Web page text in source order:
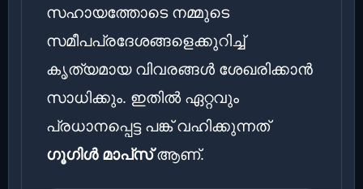
സഹായത്തോടെ നമ്മുടെ
സമീപപ്രദേശങ്ങളെക്കുറിച്ച്
കൃത്യമായ വിവരങ്ങൾ ശേഖരിക്കാൻ
സാധിക്കും. ഇതിൽ ഏറ്റവും
പ്രധാനപ്പെട്ട പങ്ക് വഹിക്കുന്നത്
ഗൂഗിൾ മാപ്‌സ്ആണ്.